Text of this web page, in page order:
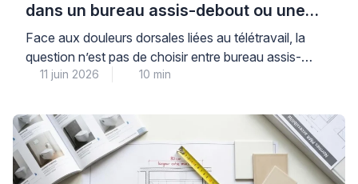
dans un bureau assis-debout ou une
chaise ergonomique ?
Face aux douleurs dorsales liées au télétravail, la
question n’est pas de choisir entre bureau assis-
debout ou chaise ergonomique, mais de comprendre
complémentaires : la chaise corrige votre posture
assise tout au long de la journée, tandis que le bureau
permet l’alternance de positions. Pour investir avec
[…]
11 juin 2026 10 min